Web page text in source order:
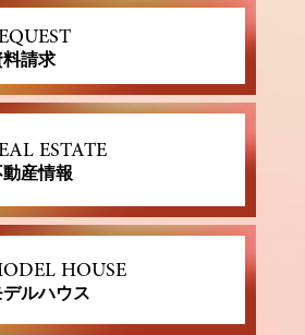
料請求
ESTATE
産情報
HOUSE
デルハウス